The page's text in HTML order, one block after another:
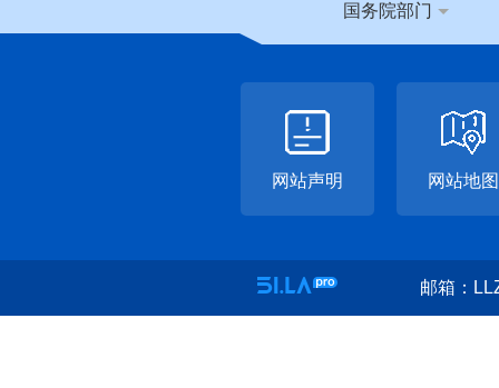
国务院部门
网站声明 网站地图
邮箱：